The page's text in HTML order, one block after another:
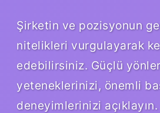
Şirketin ve pozisyonun
nitelikleri vurgulayarak
edebilirsiniz. Güçlü
yeteneklerinizi, önemli
deneyimlerinizi